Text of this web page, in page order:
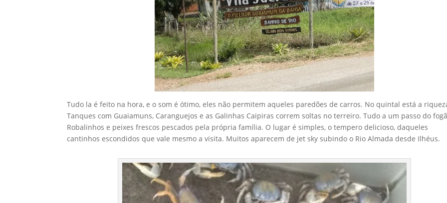
Tudo la é feito na hora, e o som é ótimo, eles não permitem aqueles paredões de carros. No quintal está a
Tanques com Guaiamuns, Caranguejos e as Galinhas Caipiras correm soltas no terreiro. Tudo a um passo do
Robalinhos e peixes frescos pescados pela própria família. O lugar é simples, o tempero delicioso, daqueles
cantinhos escondidos que vale mesmo a visita. Muitos aparecem de jet sky subindo o Rio Almada desde Ilhéus.